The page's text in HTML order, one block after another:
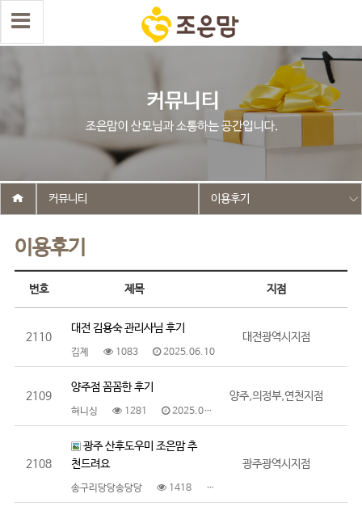
이용후기
커뮤니티 이용후기
번호 제목 지점
2110
대전 김용숙 관리사님 후기
김졔 1083 2025.06.10
대전광역시지점
2109
양주점 꼼꼼한 후기
혀니싱 1281 2025.06.10
양주,의정부,연천지점
2108
광주 산후도우미 조은맘 추
천드려요
송구리당당송당당 1418
광주광역시지점